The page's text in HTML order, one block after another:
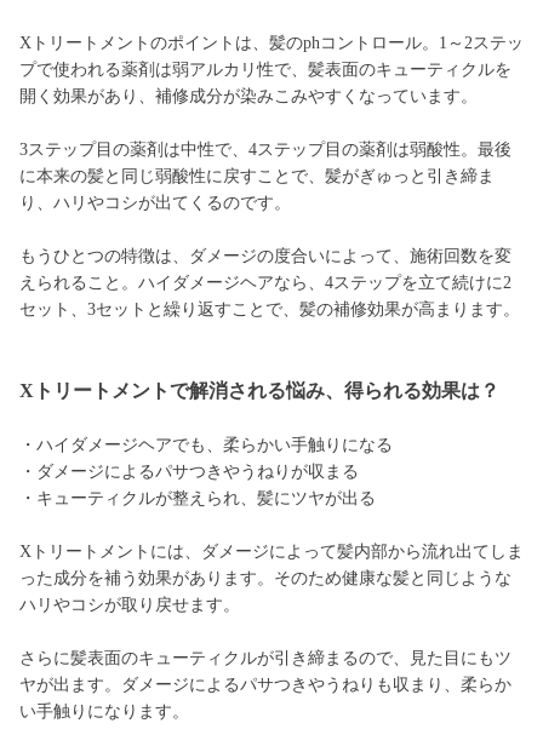
Xトリートメントのポイントは、髪のphコントロール。1～2ステッ
プで使われる薬剤は弱アルカリ性で、髪表面のキューティクルを
開く効果があり、補修成分が染みこみやすくなっています。
3ステップ目の薬剤は中性で、4ステップ目の薬剤は弱酸性。最後
に本来の髪と同じ弱酸性に戻すことで、髪がぎゅっと引き締ま
り、ハリやコシが出てくるのです。
もうひとつの特徴は、ダメージの度合いによって、施術回数を変
えられること。ハイダメージヘアなら、4ステップを立て続けに2
セット、3セットと繰り返すことで、髪の補修効果が高まります。
Xトリートメントで解消される悩み、得られる効果は？
・ハイダメージヘアでも、柔らかい手触りになる
・ダメージによるパサつきやうねりが収まる
・キューティクルが整えられ、髪にツヤが出る
Xトリートメントには、ダメージによって髪内部から流れ出てしま
った成分を補う効果があります。そのため健康な髪と同じような
ハリやコシが取り戻せます。
さらに髪表面のキューティクルが引き締まるので、見た目にもツ
ヤが出ます。ダメージによるパサつきやうねりも収まり、柔らか
い手触りになります。